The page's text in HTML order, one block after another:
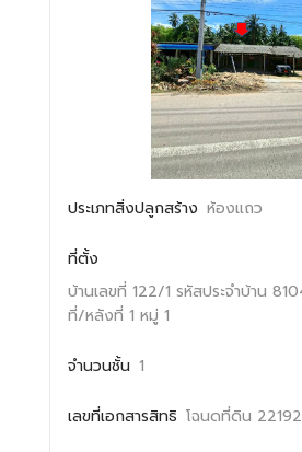
ประเภทสิ่งปลูกสร้าง ห้องแถว
ที่ตั้ง
บ้านเลขที่ 122/1 รหัสประจำบ้าน
ที่/หลังที่ 1 หมู่ 1
จำนวนชั้น 1
เลขที่เอกสารสิทธิ โฉนดที่ดิน 22192